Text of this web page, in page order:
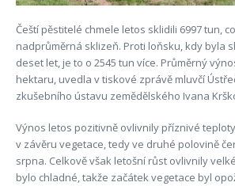
Čeští pěstitelé chmele letos sklidili 6997 tun,
nadprůměrná sklizeň. Proti loňsku, kdy byla
deset let, je to o 2545 tun více. Průměrný
hektaru, uvedla v tiskové zprávě mluvčí
zkušebního ústavu zemědělského Ivana
Výnos letos pozitivně ovlivnily příznivé
v závěru vegetace, tedy ve druhé polovině
srpna. Celkově však letošní růst ovlivnily
bylo chladné, takže začátek vegetace byl